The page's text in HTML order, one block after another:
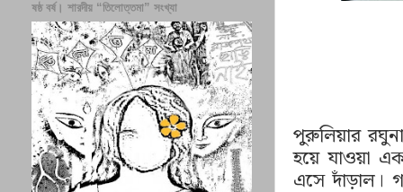
পুরুলিয়ার
হয়ে যাওয়া
এসে দাঁড়াল।
ষষ্ঠ বর্ষ। শারদীয় “তিলোত্তমা” সংখ্যা